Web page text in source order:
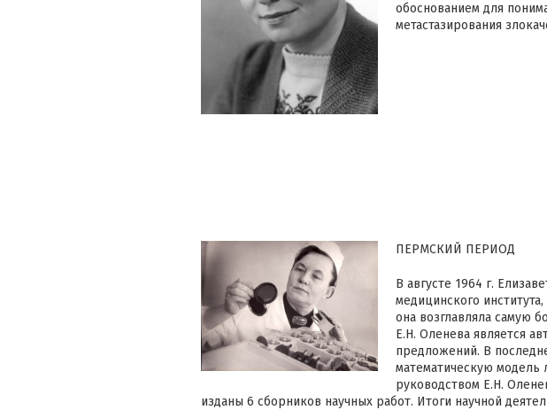
обоснованием для
метастазирования
ПЕРМСКИЙ ПЕРИОД
В августе 1964 г.
медицинского
она возглавляла самую
Е.Н. Оленева является
предложений. В
математическую модель
руководством Е.Н.
изданы 6 сборников научных работ. Итоги научной